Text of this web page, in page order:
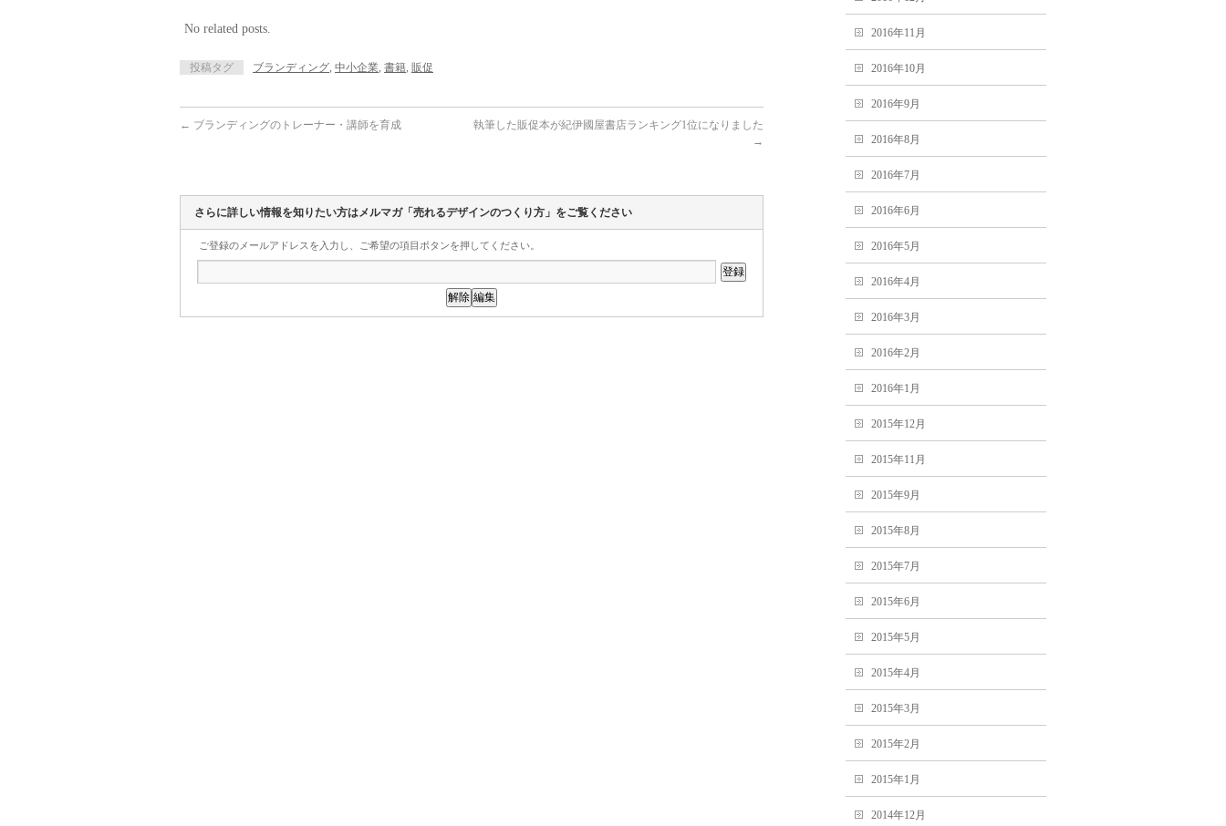
No related posts.
投稿タグ ブランディング, 中小企業, 書籍, 販促
← ブランディングのトレーナー・講師を育成
執筆した販促本が紀伊國屋書店ランキング1位になりました
→
さらに詳しい情報を知りたい方はメルマガ「売れるデザインのつくり方」をご覧ください
ご登録のメールアドレスを入力し、ご希望の項目ボタンを押してください。
2016年11月
2016年10月
2016年9月
2016年8月
2016年7月
2016年6月
2016年5月
2016年4月
2016年3月
2016年2月
2016年1月
2015年12月
2015年11月
2015年9月
2015年8月
2015年7月
2015年6月
2015年5月
2015年4月
2015年3月
2015年2月
2015年1月
2014年12月